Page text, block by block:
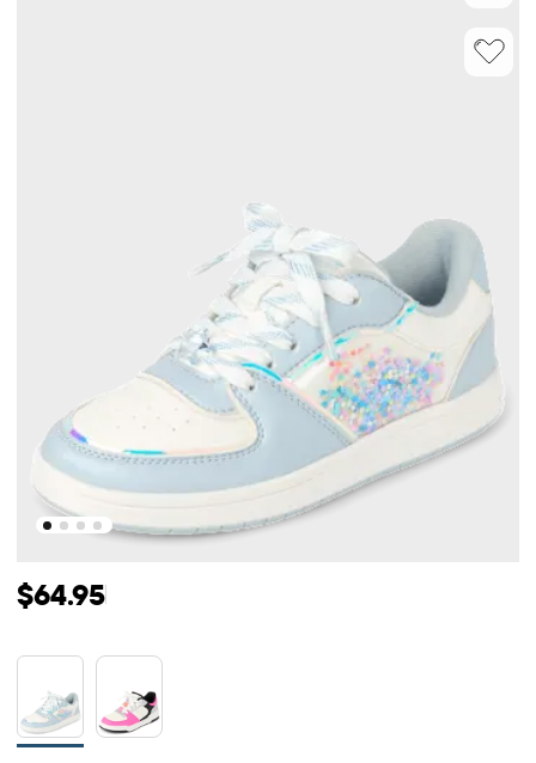
Prix ​​d'origine: $64.95
$64.95